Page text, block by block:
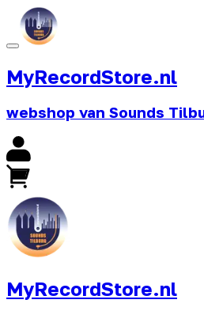
MyRecordStore.nl
webshop van Sounds
MyRecordStore.nl